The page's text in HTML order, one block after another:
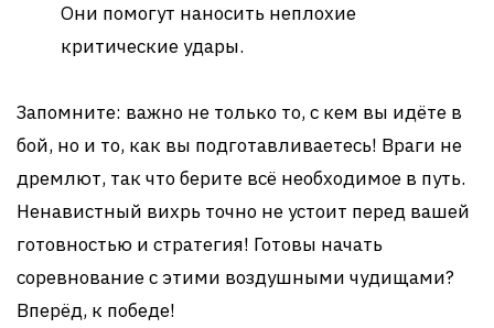
Они помогут наносить неплохие
критические удары.
Запомните: важно не только то, с кем вы идёте в
бой, но и то, как вы подготавливаетесь! Враги не
дремлют, так что берите всё необходимое в путь.
Ненавистный вихрь точно не устоит перед вашей
готовностью и стратегия! Готовы начать
соревнование с этими воздушными чудищами?
Вперёд, к победе!